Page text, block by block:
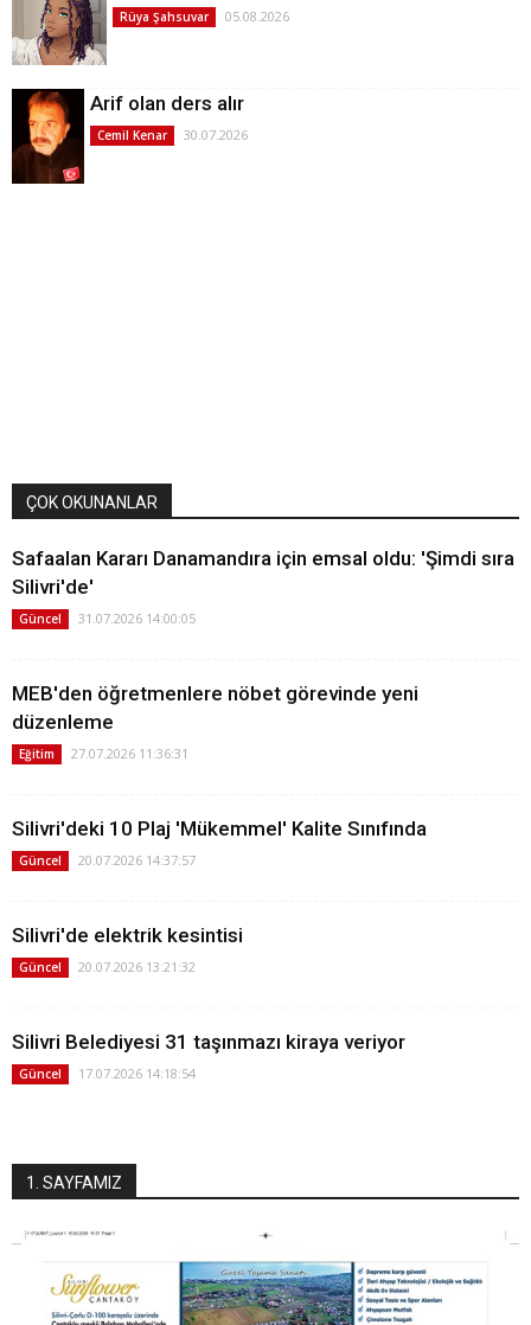
Rüya Şahsuvar 05.08.2026
Arif olan ders alır
Cemil Kenar 30.07.2026
ÇOK OKUNANLAR
Safaalan Kararı Danamandıra için emsal oldu: 'Şimdi sıra
Silivri'de'
Güncel 31.07.2026 14:00:05
MEB'den öğretmenlere nöbet görevinde yeni
düzenleme
Eğitim 27.07.2026 11:36:31
Silivri'deki 10 Plaj 'Mükemmel' Kalite Sınıfında
Güncel 20.07.2026 14:37:57
Silivri'de elektrik kesintisi
Güncel 20.07.2026 13:21:32
Silivri Belediyesi 31 taşınmazı kiraya veriyor
Güncel 17.07.2026 14:18:54
1. SAYFAMIZ